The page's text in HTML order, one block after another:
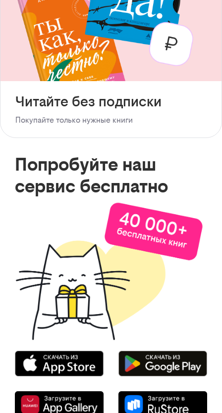
Читайте без подписки
Покупайте только нужные книги
Попробуйте наш
сервис бесплатно